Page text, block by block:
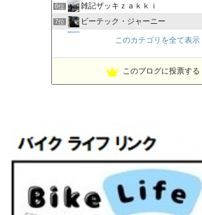
6位 雑記ザッキｚａｋｋｉ
7位 ビーテック・ジャーニー
PBOYS-BLUE
◆Akira's Candid Photography
11位 MT-07と私。走る
15位 ほんまもん商会
このカテゴリを全て表示
このブログに投票する